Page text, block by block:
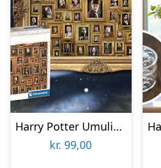
Harry Potter Umulig Puslespil
kr. 99,00